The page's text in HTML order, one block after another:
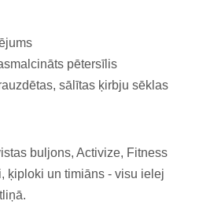
pētersīlis
sālītas ķirbju sēklas
buljons, Activize, Fitness
ķiploki un timiāns - visu ielej